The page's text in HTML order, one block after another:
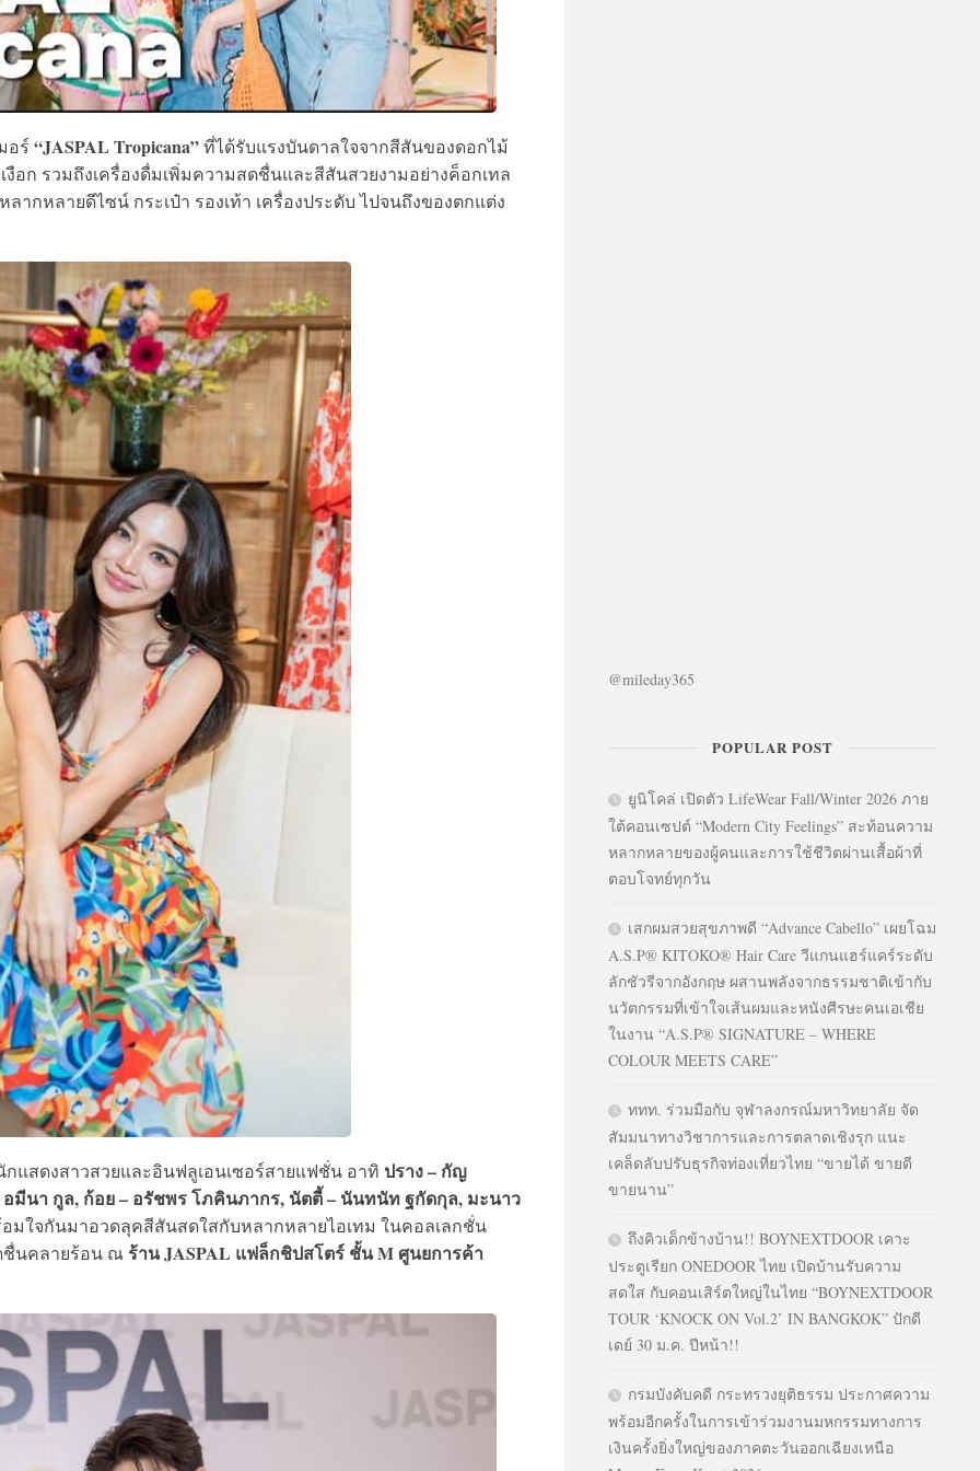
อร์ “JASPAL Tropicana”ที่ได้รับแรงบันดาลใจจากสีสันของดอกไม้
ก รวมถึงเครื่องดื่มเพิ่มความสดชื่นและสีสันสวยงามอย่างค็อกเทล
ากหลายดีไซน์ กระเป๋า รองเท้า เครื่องประดับ ไปจนถึงของตกแต่ง
แสดงสาวสวยและอินฟลูเอนเซอร์สายแฟชั่น อาทิ ปราง – กัญ
นา กูล, ก้อย – อรัชพร โภคินภากร, นัตตี้ – นันทนัท ฐกัดกุล, มะนาว
มใจกันมาอวดลุคสีสันสดใสกับหลากหลายไอเทม ในคอลเลกชั่น
ชื่นคลายร้อน ณ ร้านJASPAL แฟล็กชิปสโตร์ ชั้น Mศูนยการค้า
@mileday365
POPULAR POST
ยูนิโคล่ เปิดตัว LifeWear Fall/Winter 2026 ภาย
ใต้คอนเซปต์ “Modern City Feelings” สะท้อนความ
หลากหลายของผู้คนและการใช้ชีวิตผ่านเสื้อผ้าที่
ตอบโจทย์ทุกวัน
เสกผมสวยสุขภาพดี “Advance Cabello” เผยโฉม
A.S.P® KITOKO® Hair Care วีแกนแฮร์แคร์ระดับ
ลักชัวรีจากอังกฤษ ผสานพลังจากธรรมชาติเข้ากับ
นวัตกรรมที่เข้าใจเส้นผมและหนังศีรษะคนเอเชีย
ในงาน “A.S.P® SIGNATURE – WHERE
COLOUR MEETS CARE”
ททท. ร่วมมือกับ จุฬาลงกรณ์มหาวิทยาลัย จัด
สัมมนาทางวิชาการและการตลาดเชิงรุก แนะ
เคล็ดลับปรับธุรกิจท่องเที่ยวไทย “ขายได้ ขายดี
ขายนาน”
ถึงคิวเด็กข้างบ้าน!! BOYNEXTDOOR เคาะ
ประตูเรียก ONEDOOR ไทย เปิดบ้านรับความ
สดใส กับคอนเสิร์ตใหญ่ในไทย “BOYNEXTDOOR
TOUR ‘KNOCK ON Vol.2’ IN BANGKOK” ปักดี
เดย์ 30 ม.ค. ปีหน้า!!
กรมบังคับคดี กระทรวงยุติธรรม ประกาศความ
พร้อมอีกครั้งในการเข้าร่วมงานมหกรรมทางการ
เงินครั้งยิ่งใหญ่ของภาคตะวันออกเฉียงเหนือ